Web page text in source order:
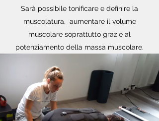
Sarà possibile tonificare e definire la
muscolatura, aumentare il volume
muscolare soprattutto grazie al
potenziamento della massa muscolare.